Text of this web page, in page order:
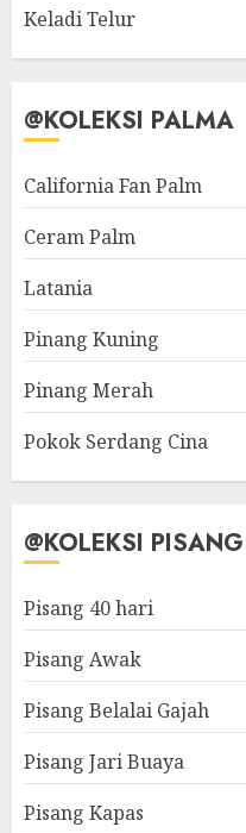
Keladi Telur
@KOLEKSI PALMA
California Fan Palm
Ceram Palm
Latania
Pinang Kuning
Pinang Merah
Pokok Serdang Cina
@KOLEKSI PISANG
Pisang 40 hari
Pisang Awak
Pisang Belalai Gajah
Pisang Jari Buaya
Pisang Kapas